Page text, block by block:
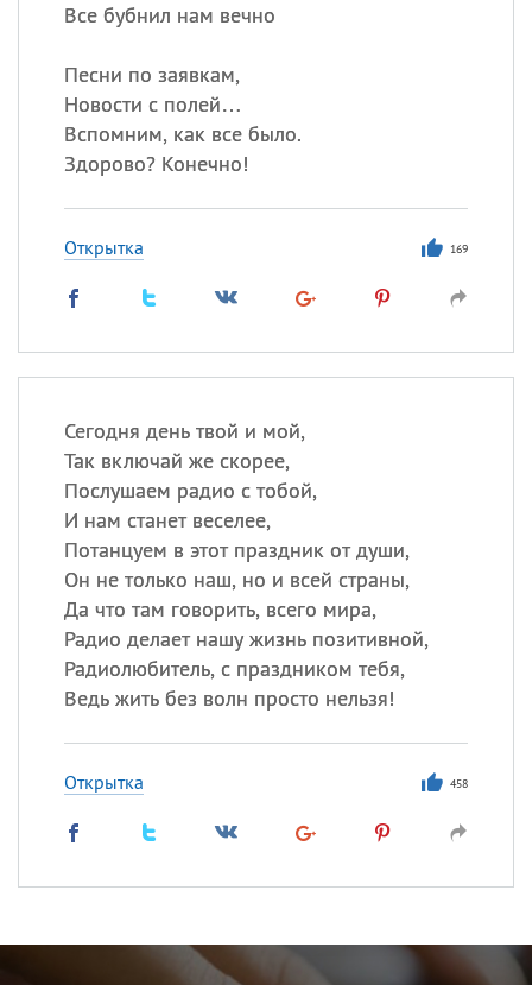
Все бубнил нам вечно
Песни по заявкам,
Новости с полей…
Вспомним, как все было.
Здорово? Конечно!
Открытка 169
Сегодня день твой и мой,
Так включай же скорее,
Послушаем радио с тобой,
И нам станет веселее,
Потанцуем в этот праздник от души,
Он не только наш, но и всей страны,
Да что там говорить, всего мира,
Радио делает нашу жизнь позитивной,
Радиолюбитель, с праздником тебя,
Ведь жить без волн просто нельзя!
Открытка 458